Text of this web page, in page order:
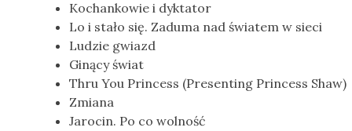
Kochankowie i dyktator
Lo i stało się. Zaduma nad światem w sieci
Ludzie gwiazd
Ginący świat
Thru You Princess (Presenting Princess Shaw)
Zmiana
Jarocin. Po co wolność